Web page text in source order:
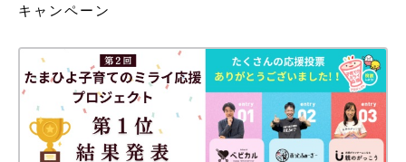
キャンペーン